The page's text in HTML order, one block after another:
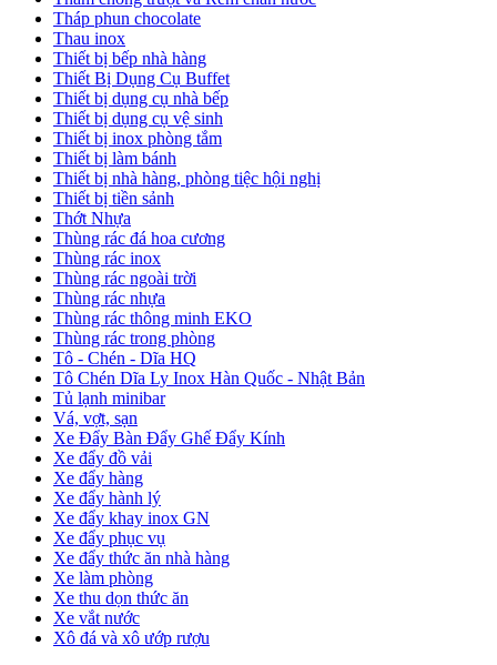
Tháp phun chocolate
Thau inox
Thiết bị bếp nhà hàng
Thiết Bị Dụng Cụ Buffet
Thiết bị dụng cụ nhà bếp
Thiết bị dụng cụ vệ sinh
Thiết bị inox phòng tắm
Thiết bị làm bánh
Thiết bị nhà hàng, phòng tiệc hội nghị
Thiết bị tiền sảnh
Thớt Nhựa
Thùng rác đá hoa cương
Thùng rác inox
Thùng rác ngoài trời
Thùng rác nhựa
Thùng rác thông minh EKO
Thùng rác trong phòng
Tô - Chén - Dĩa HQ
Tô Chén Dĩa Ly Inox Hàn Quốc - Nhật Bản
Tủ lạnh minibar
Vá, vợt, sạn
Xe Đẩy Bàn Đẩy Ghế Đẩy Kính
Xe đẩy đồ vải
Xe đẩy hàng
Xe đẩy hành lý
Xe đẩy khay inox GN
Xe đẩy phục vụ
Xe đẩy thức ăn nhà hàng
Xe làm phòng
Xe thu dọn thức ăn
Xe vắt nước
Xô đá và xô ướp rượu